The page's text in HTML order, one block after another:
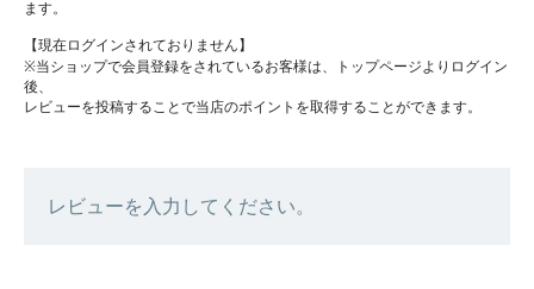
ます。
【現在ログインされておりません】
※当ショップで会員登録をされているお客様は、トップページよりログイン
後、
レビューを投稿することで当店のポイントを取得することができます。
レビューを入力してください。